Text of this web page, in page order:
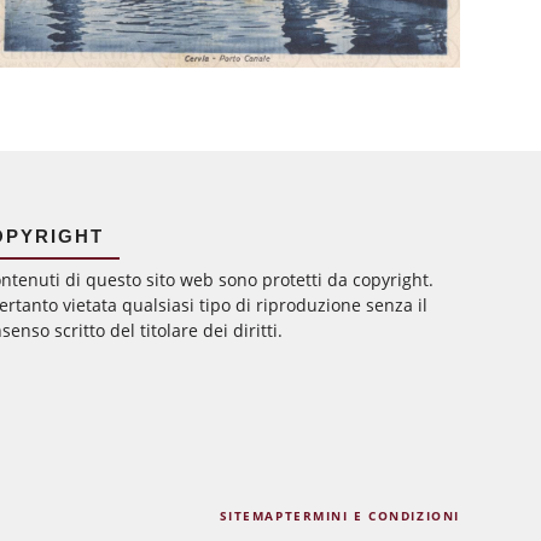
di questo sito web sono protetti da copyright.
vietata qualsiasi tipo di riproduzione senza il
scritto del titolare dei diritti.
SITEMAPTERMINI E CONDIZIONI